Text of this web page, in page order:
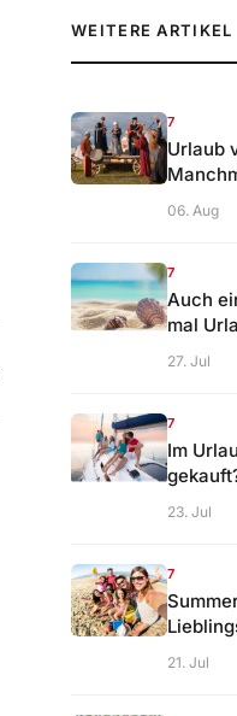
WEITERE ARTIKEL
7
Urlaub
eine
06. Aug
7
Auch
mal
27. Jul
7
Im
23. Jul
7
21. Jul